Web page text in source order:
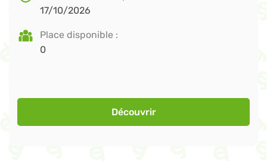
17/10/2026
Place disponible
0
Découvrir